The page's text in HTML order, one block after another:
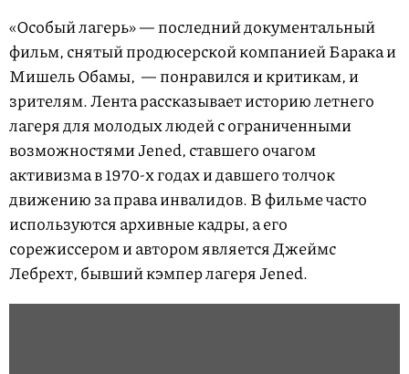
«Особый лагерь» — последний документальный
фильм, снятый продюсерской компанией Барака и
Мишель Обамы, — понравился и критикам, и
зрителям. Лента рассказывает историю летнего
лагеря для молодых людей с ограниченными
возможностями Jened, ставшего очагом
активизма в 1970-х годах и давшего толчок
движению за права инвалидов. В фильме часто
используются архивные кадры, а его
сорежиссером и автором является Джеймс
Лебрехт, бывший кэмпер лагеря Jened.